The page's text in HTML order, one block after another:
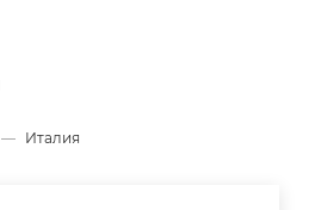
— Италия